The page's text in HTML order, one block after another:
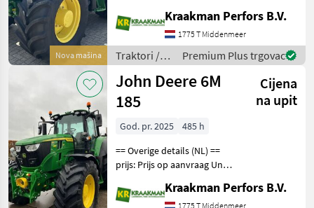
Nova mašina
HLK Aantal
hydrauliekventielen: 4
Aftakastoerental achter:
540 + 540E + 1000 Hy
Kraakman Perfors B.V.
1775 T Middenmeer
Traktori /
John Deere
Premium Plus trgovac
John Deere 6M
185
Cijena
na upit
God. pr. 2025
485 h
== Overige details (NL) ==
prijs: Prijs op aanvraag Unit:
GZD AantalKraakman Perfors B.V.
1775 T Middenmeer